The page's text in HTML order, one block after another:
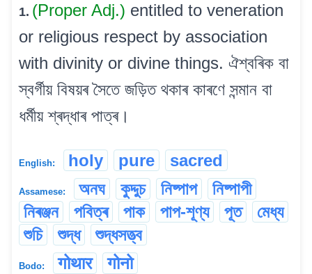
1. (Proper Adj.) entitled to veneration
or religious respect by association
with divinity or divine things. ঐশ্বৰিক বা
স্বৰ্গীয় বিষয়ৰ সৈতে জড়িত থকাৰ কাৰণে সন্মান বা
ধৰ্মীয় শ্ৰদ্ধাৰ পাত্ৰ।
English: holy pure sacred
Assamese: অনঘ কুদ্দুচ নিষ্পাপ
নিষ্পাপী
নিৰঞ্জন
পবিত্ৰ পাক পাপ-শূণ্য পূত
মেধ্য
শুচি
শুদ্ধ শুদ্ধসত্ত্ব
Bodo: गोथार गोनो